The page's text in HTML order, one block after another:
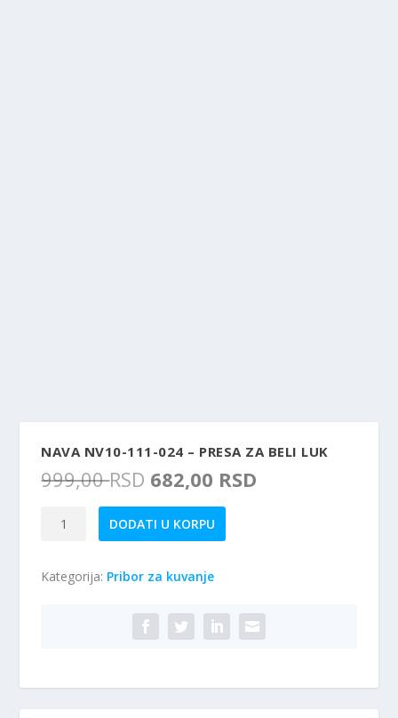
NAVA NV10-111-024 – PRESA ZA BELI LUK
999,00RSD O
i
g
n
l
n
e
682,00 RSD
a
c
a
024
DODATI U KORPU
Kategorija: Pribor za kuvanje